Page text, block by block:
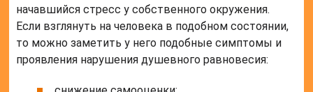
начавшийся стресс у собственного окружения.
Если взглянуть на человека в подобном состоянии,
то можно заметить у него подобные симптомы и
проявления нарушения душевного равновесия: